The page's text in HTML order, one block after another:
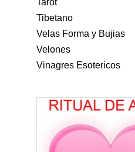
Tarot
Tibetano
Velas Forma y Bujias
Velones
Vinagres Esotericos